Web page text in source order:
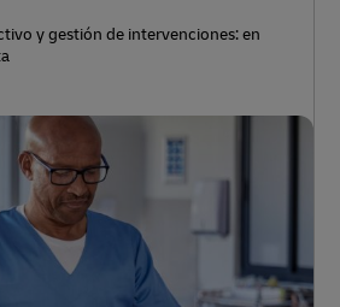
y gestión de intervenciones: en